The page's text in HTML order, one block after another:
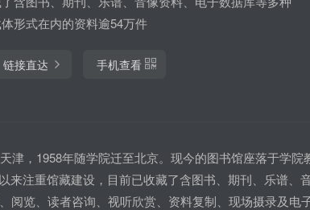
形式在内的资料逾54万件
链接直达 手机查看
，1958年随学院迁至北京。现今的图书馆座落于学院
来注重馆藏建设，目前已收藏了含图书、期刊、乐谱、
阅览、读者咨询、视听欣赏、资料复制、现场摄录及电